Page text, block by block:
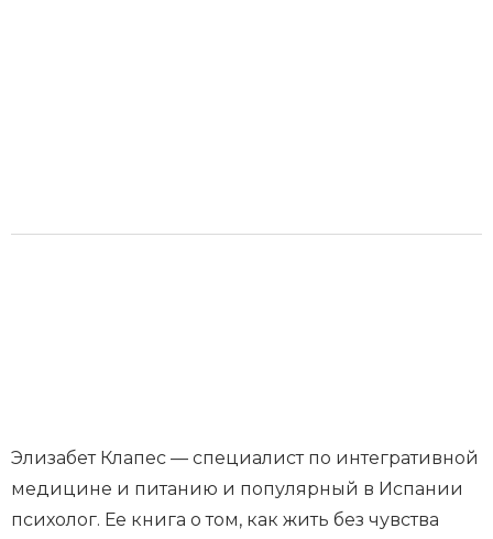
Элизабет Клапес — специалист по интегративной
медицине и питанию и популярный в Испании
психолог. Ее книга о том, как жить без чувства